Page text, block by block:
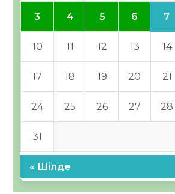
3 4 5 6 7
10 11 12 13 14
17 18 19 20 21
24 25 26 27 28
31
« Шілде